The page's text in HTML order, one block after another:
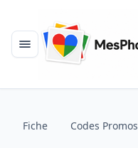
Menu
Fiche Codes Promos